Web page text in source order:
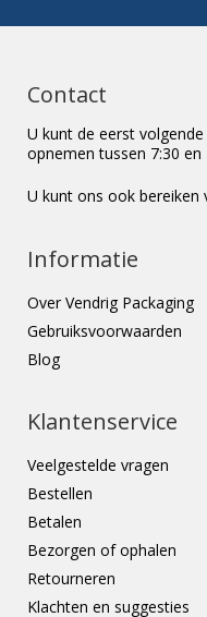
Contact
U kunt de eerst
opnemen tussen 7:30 en
U kunt ons ook bereiken
Informatie
Over Vendrig Packaging
Gebruiksvoorwaarden
Blog
Klantenservice
Veelgestelde vragen
Bestellen
Betalen
Bezorgen of ophalen
Retourneren
Klachten en suggesties